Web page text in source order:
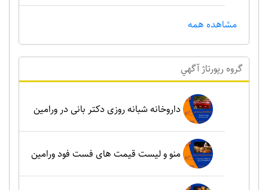
مشاهده همه
گروه رپورتاژ آگهي
داروخانه شبانه روزی دکتر بانی در ورامین
منو و لیست قیمت های فست فود ورامین